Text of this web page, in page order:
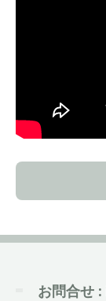
お問合せ :